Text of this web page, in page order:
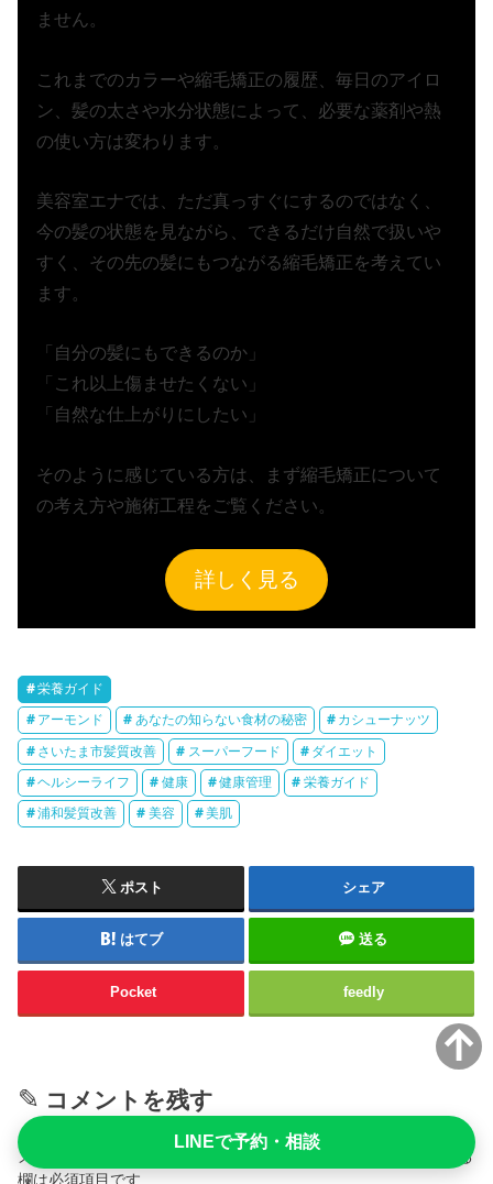
ません。
これまでのカラーや縮毛矯正の履歴、毎日のアイロ
ン、髪の太さや水分状態によって、必要な薬剤や熱
の使い方は変わります。
美容室エナでは、ただ真っすぐにするのではなく、
今の髪の状態を見ながら、できるだけ自然で扱いや
すく、その先の髪にもつながる縮毛矯正を考えてい
ます。
「自分の髪にもできるのか」
「これ以上傷ませたくない」
「自然な仕上がりにしたい」
そのように感じている方は、まず縮毛矯正について
の考え方や施術工程をご覧ください。
詳しく見る
栄養ガイド
アーモンド あなたの知らない食材の秘密 カシューナッツ
さいたま市髪質改善 スーパーフード ダイエット
ヘルシーライフ 健康 健康管理 栄養ガイド
浦和髪質改善 美容 美肌
ポスト シェア
はてブ 送る
Pocket feedly
コメントを残す
メールアドレスが公開されることはありません。
が付いている
欄は必須項目です
LINEで予約・相談